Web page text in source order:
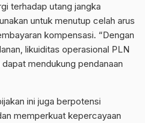
terhadap utang jangka
untuk menutup celah arus
kompensasi. “Dengan
likuiditas operasional PLN
mendukung pendanaan
ini juga berpotensi
memperkuat kepercayaan